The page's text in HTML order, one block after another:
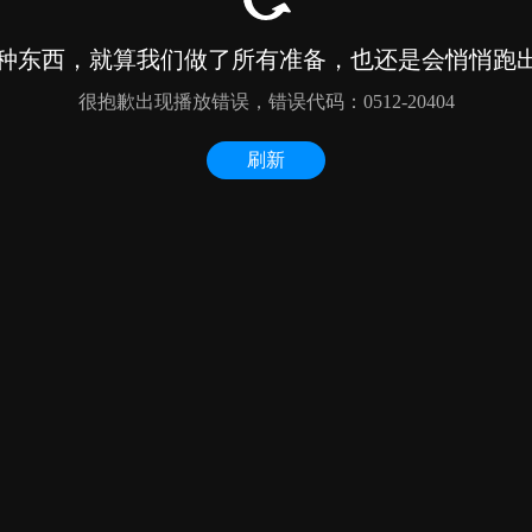
东西，就算我们做了所有准备，也还是会悄悄跑
很抱歉出现播放错误，错误代码：0512-20404
刷新